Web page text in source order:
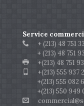
Service
+ (213) 48 751
+ (213) 48 751
+(213) 48 751
+(213) 555 937
+(213) 555 082
+(213) 550 949